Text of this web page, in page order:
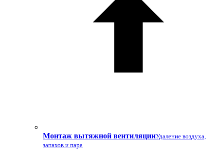
Монтаж вытяжной вентиляцииУдаление воздуха,
запахов и пара